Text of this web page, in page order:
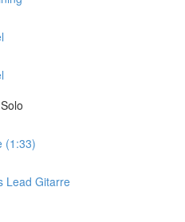
(1:33)
Lead Gitarre